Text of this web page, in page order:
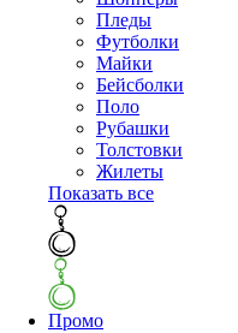
Пледы
Футболки
Майки
Бейсболки
Поло
Рубашки
Толстовки
Жилеты
Показать все
Промо